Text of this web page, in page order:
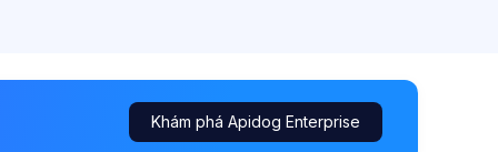
Khám phá Apidog Enterprise